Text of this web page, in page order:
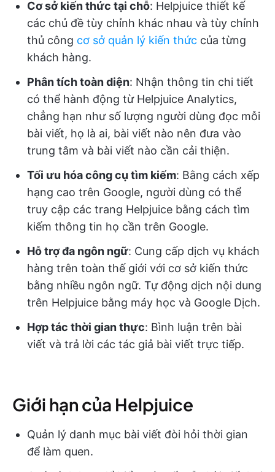
Cơ sở kiến thức tại chỗ: Helpjuice thiết kế
các chủ đề tùy chỉnh khác nhau và tùy chỉnh
thủ công cơ sở quản lý kiến thức của từng
khách hàng.
Phân tích toàn diện: Nhận thông tin chi tiết
có thể hành động từ Helpjuice Analytics,
chẳng hạn như số lượng người dùng đọc mỗi
bài viết, họ là ai, bài viết nào nên đưa vào
trung tâm và bài viết nào cần cải thiện.
Tối ưu hóa công cụ tìm kiếm: Bằng cách xếp
hạng cao trên Google, người dùng có thể
truy cập các trang Helpjuice bằng cách tìm
kiếm thông tin họ cần trên Google.
Hỗ trợ đa ngôn ngữ: Cung cấp dịch vụ khách
hàng trên toàn thế giới với cơ sở kiến thức
bằng nhiều ngôn ngữ. Tự động dịch nội dung
trên Helpjuice bằng máy học và Google Dịch.
Hợp tác thời gian thực: Bình luận trên bài
viết và trả lời các tác giả bài viết trực tiếp.
Giới hạn của Helpjuice
Quản lý danh mục bài viết đòi hỏi thời gian
để làm quen.